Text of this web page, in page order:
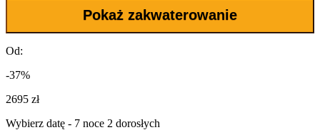
Pokaż zakwaterowanie
Od:
-37%
2695 zł
Wybierz datę - 7 noce 2 dorosłych